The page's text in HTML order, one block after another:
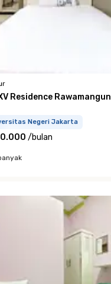
Residence Rawamangun
Negeri Jakarta
/bulan